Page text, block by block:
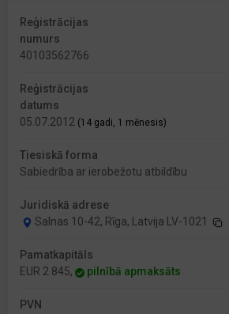
Reģistrācijas
numurs
40103562766
Reģistrācijas
datums
05.07.2012 (14 gadi, 1 mēnesis)
Tiesiskā forma
Sabiedrība ar ierobežotu atbildību
Juridiskā adrese
Salnas 10-42, Rīga, Latvija LV-1021
Pamatkapitāls
EUR 2 845,
pilnībā apmaksāts
PVN